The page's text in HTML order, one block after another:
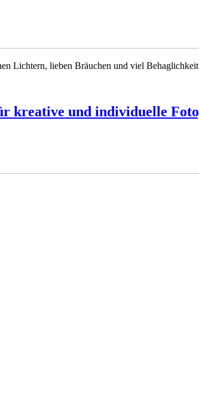
Lichtern, lieben Bräuchen und viel Behaglichkeit
kreative und individuelle